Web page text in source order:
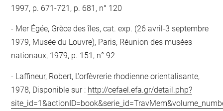
1997, p. 671-721, p. 681, n° 120
Mer Égée, Grèce des îles, cat. exp. (26 avril-3 septembre
1979, Musée du Louvre), Paris, Réunion des musées
nationaux, 1979, p. 151, n° 92
Laffineur, Robert, L'orfèvrerie rhodienne orientalisante,
1978, Disponible sur : http://cefael.efa.gr/detail.php?